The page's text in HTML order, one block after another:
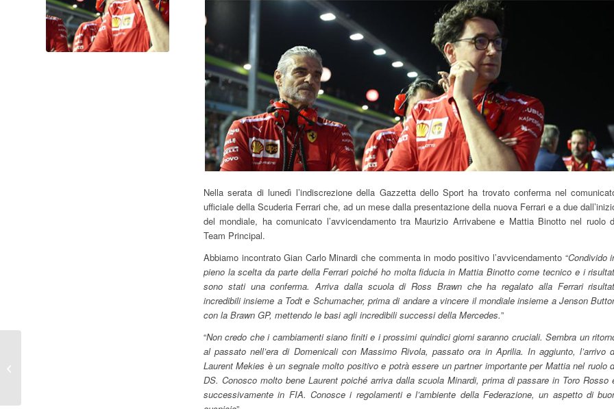
Nella serata di lunedì l’indiscrezione della Gazzetta dello Sport ha trovato conferma nel
ufficiale della Scuderia Ferrari che, ad un mese dalla presentazione della nuova Ferrari e a due
del mondiale, ha comunicato l’avvicendamento tra Maurizio Arrivabene e Mattia Binotto nel ruolo
Team Principal.
Abbiamo incontrato Gian Carlo Minardi che commenta in modo positivo l’avvicendamento “Condivido
pieno la scelta da parte della Ferrari poiché ho molta fiducia in Mattia Binotto come tecnico e i
sono stati una conferma. Arriva dalla scuola di Ross Brawn che ha regalato alla Ferrari
incredibili insieme a Todt e Schumacher, prima di andare a vincere il mondiale insieme a Jenson
con la Brawn GP, mettendo le basi agli incredibili successi della Mercedes.”
“Non credo che i cambiamenti siano finiti e i prossimi quindici giorni saranno cruciali. Sembra un
al passato nell’era di Domenicali con Massimo Rivola, passato ora in Aprilia. In aggiunto, l’arrivo
Laurent Mekies è un segnale molto positivo e potrà essere un partner importante per Mattia nel ruolo
DS. Conosco molto bene Laurent poiché arriva dalla scuola Minardi, prima di passare in Toro Rosso
successivamente in FIA. Conosce i regolamenti e l’ambiente della Federazione, un aspetto di